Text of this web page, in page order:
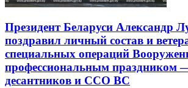
Президент Беларуси Александр
поздравил личный состав и
специальных операций
профессиональным праздником
десантников и ССО ВС